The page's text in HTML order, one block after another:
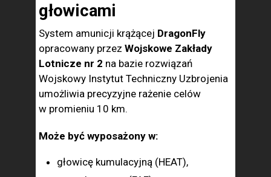
głowicami
System amunicji krążącej DragonFly
opracowany przez Wojskowe Zakłady
Lotnicze nr 2 na bazie rozwiązań
Wojskowy Instytut Techniczny Uzbrojenia
umożliwia precyzyjne rażenie celów
w promieniu 10 km.
Może być wyposażony w:
głowicę kumulacyjną (HEAT),